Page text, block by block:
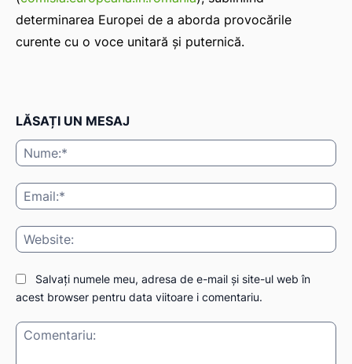
determinarea Europei de a aborda provocările
curente cu o voce unitară și puternică.
LĂSAȚI UN MESAJ
Salvați numele meu, adresa de e-mail și site-ul web în
acest browser pentru data viitoare i comentariu.